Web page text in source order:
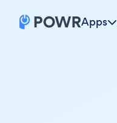
Apps